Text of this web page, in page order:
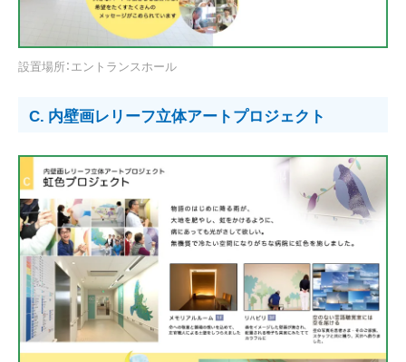
設置場所：エントランスホール
C. 内壁画レリーフ立体アートプロジェクト